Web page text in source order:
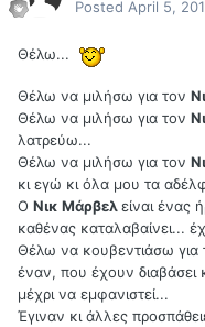
Posted April 5,
Θέλω...
Θέλω να μιλήσω για τον
Θέλω να μιλήσω για τον
λατρεύω...
Θέλω να μιλήσω για τον
κι εγώ κι όλα μου τα
Ο Νικ Μάρβελείναι ένας
καθένας καταλαβαίνει...
Θέλω να κουβεντιάσω για
έναν, που έχουν διαβάσει
μέχρι να εμφανιστεί...
Έγιναν κι άλλες